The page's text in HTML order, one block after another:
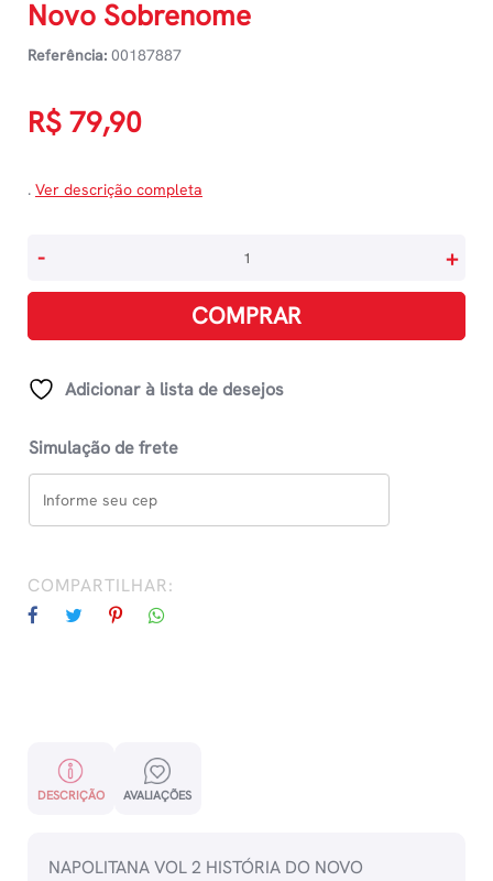
Novo Sobrenome
Referência: 00187887
R$ 79,90
. Ver descrição completa
2
Novo
quantidade
- +
COMPRAR
Adicionar à lista de desejos
Simulação de frete
COMPARTILHAR:
DESCRIÇÃO AVALIAÇÕES
NAPOLITANA VOL 2 HISTÓRIA DO NOVO